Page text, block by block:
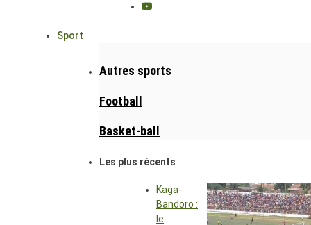
Sport
Autres sports
Football
Basket-ball
Les plus récents
Kaga-
Bandoro :
le